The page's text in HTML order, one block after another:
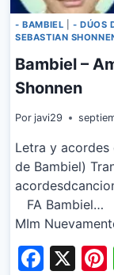
- BAMBIEL - DÚOS
SEBASTIAN
Bambiel –
Shonnen
Por javi29
Letra y acordes
de Bambiel)
FA
MIm
X